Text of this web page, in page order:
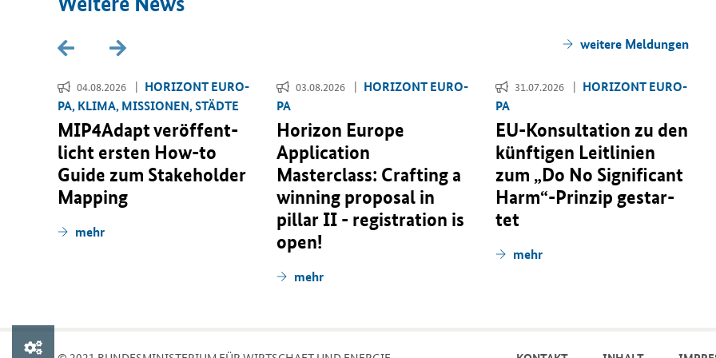
wei­te­re Mel­dun­gen
04.08.2026
HO­RI­ZONT EU­RO­
PA, KLIMA, MIS­SIO­NEN, STÄD­TE
MIP4Adapt ver­öf­fent­
licht ers­ten How-to
Guide zum Stakeholder
Mapping
mehr
03.08.2026
HO­RI­ZONT EU­RO­
PA
Horizon Europe
Application
Masterclass: Crafting a
winning proposal in
pillar II - registration is
open!
mehr
31.07.2026
HO­RI­ZONT EU­RO­
PA
EU-​Konsultation zu den
künf­ti­gen Leit­li­ni­en
zum „Do No Significant
Harm“-​Prinzip ge­star­
tet
mehr